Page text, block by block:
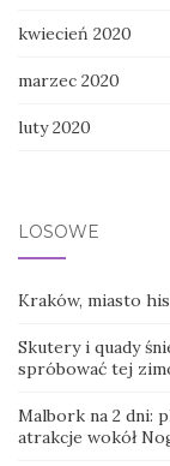
kwiecień 2020
marzec 2020
luty 2020
LOSOWE
Kraków, miasto
Skutery i quady
spróbować tej
Malbork na 2 dni:
atrakcje wokół